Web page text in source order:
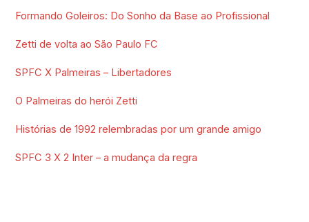
Formando Goleiros: Do Sonho da Base ao Profissional
Zetti de volta ao São Paulo FC
SPFC X Palmeiras – Libertadores
O Palmeiras do herói Zetti
Histórias de 1992 relembradas por um grande amigo
SPFC 3 X 2 Inter – a mudança da regra